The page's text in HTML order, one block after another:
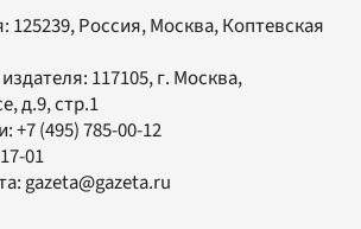
125239, Россия, Москва, Коптевская
117105, г. Москва,
д.9, стр.1
+7 (495) 785-00-12
01
gazeta@gazeta.ru